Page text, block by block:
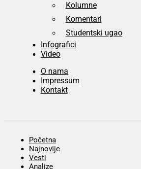
Kolumne
Komentari
Studentski ugao
Infografici
Video
O nama
Impressum
Kontakt
Početna
Najnovije
Vesti
Analize